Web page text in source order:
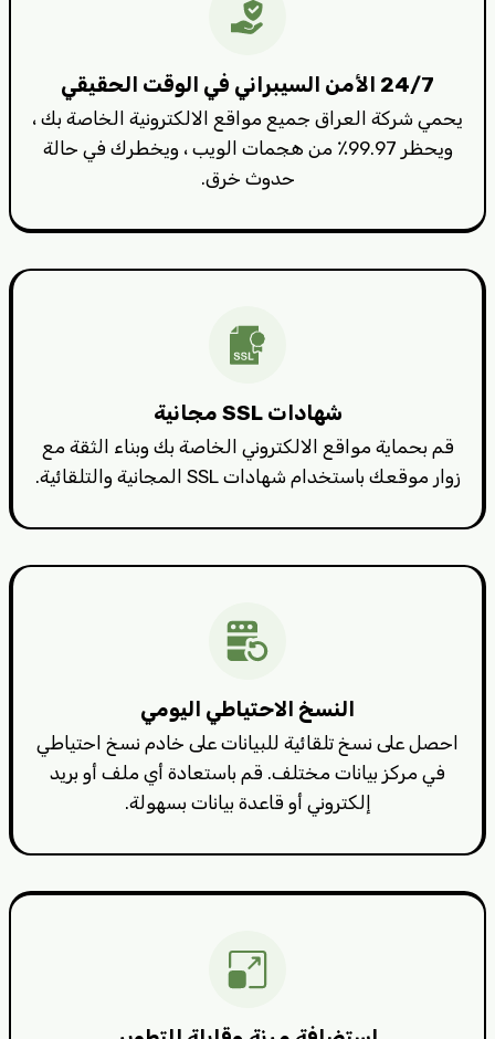
24/7 الأمن السيبراني في الوقت الحقيقي
يحمي شركة العراق جميع مواقع الالكترونية الخاصة بك ،
ويحظر 99.97٪ من هجمات الويب ، ويخطرك في حالة
حدوث خرق.
شهادات SSL مجانية
قم بحماية مواقع الالكتروني الخاصة بك وبناء الثقة مع
زوار موقعك باستخدام شهادات SSL المجانية والتلقائية.
النسخ الاحتياطي اليومي
احصل على نسخ تلقائية للبيانات على خادم نسخ احتياطي
في مركز بيانات مختلف. قم باستعادة أي ملف أو بريد
إلكتروني أو قاعدة بيانات بسهولة.